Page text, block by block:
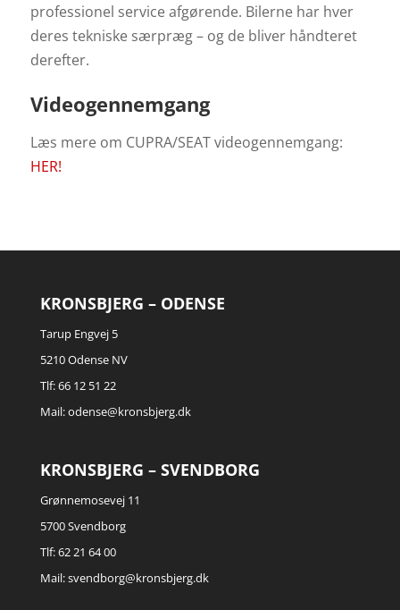
professionel service afgørende. Bilerne har hver
deres tekniske særpræg – og de bliver håndteret
derefter.
Videogennemgang
Læs mere om CUPRA/SEAT videogennemgang:
HER!
KRONSBJERG – ODENSE
Tarup Engvej 5
5210 Odense NV
Tlf: 66 12 51 22
Mail:odense@kronsbjerg.dk
KRONSBJERG – SVENDBORG
Grønnemosevej 11
5700 Svendborg
Tlf: 62 21 64 00
Mail:svendborg@kronsbjerg.dk